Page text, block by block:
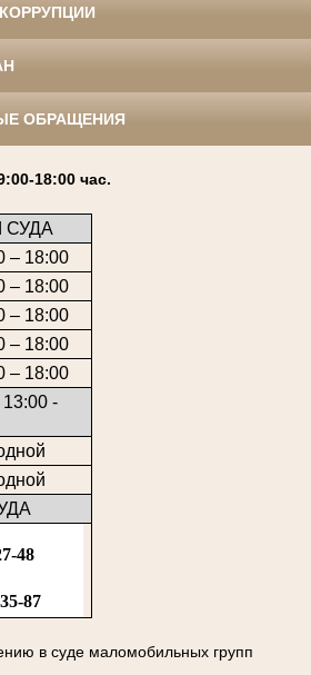
ОБРАЩЕНИЯ
18:00 час.
– 18:00
– 18:00
– 18:00
– 18:00
– 18:00
-
48
87
в суде маломобильных групп